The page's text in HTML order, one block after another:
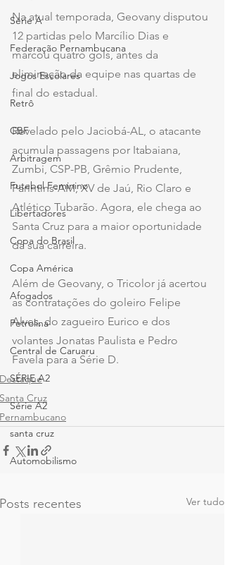
Série A
Federação Pernambucana
Jogos Escolares
Retrô
CBF
Arbitragem
Futebol Feminino
Libertadores
Copa do Brasil
Copa América
Afogados
Petrolina
Central de Caruaru
SÉRIE A2
Série A2
santa cruz
Automobilismo
Na atual temporada, Geovany disputou
12 partidas pelo Marcílio Dias e
marcou quatro gols, antes da
eliminação da equipe nas quartas de
final do estadual.
Revelado pelo Jaciobá-AL, o atacante
acumula passagens por Itabaiana,
Zumbi, CSP-PB, Grêmio Prudente,
Parintins-AM, XV de Jaú, Rio Claro e
Atlético Tubarão. Agora, ele chega ao
Santa Cruz para a maior oportunidade
da sua carreira.
Além de Geovany, o Tricolor já acertou
as contratações do goleiro Felipe
Alves, do zagueiro Eurico e dos
volantes Jonatas Paulista e Pedro
Favela para a Série D.
Destaque
Santa Cruz
Pernambucano
Posts recentes Ver tudo